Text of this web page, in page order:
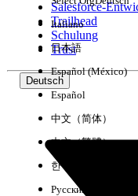
Erfahrung
Salesforce-
Trailhead
Schulung
Trust
Deutsch
Italiano
日本語
Español (México)
Español
中文（简体）
中文（繁體）
한국어
Русский